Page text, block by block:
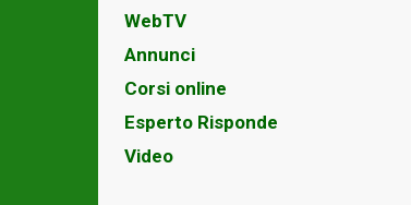
WebTV
Annunci
Corsi online
Esperto Risponde
Video